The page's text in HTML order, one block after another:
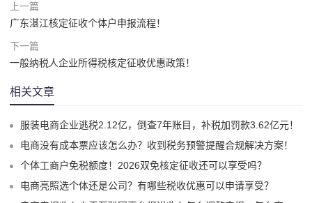
上一篇
广东湛江核定征收个体户申报流程！
下一篇
一般纳税人企业所得税核定征收优惠政策！
相关文章
服装电商企业逃税2.12亿，倒查7年账目，补税加罚款3.62亿元！
电商没有成本票应该怎么办？收到税务预警提醒合规解决方案！
个体工商户免税额度！2026双免核定征收还可以享受吗？
电商亮照选个体还是公司？有哪些税收优惠可以申请享受？